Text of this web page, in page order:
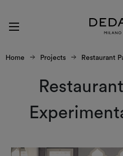
Home Projects Restaurant